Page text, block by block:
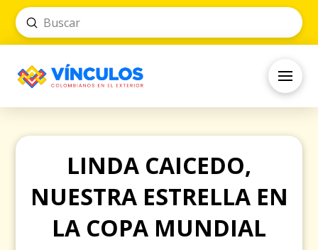
Search
Submit
LINDA CAICEDO,
NUESTRA ESTRELLA EN
LA COPA MUNDIAL